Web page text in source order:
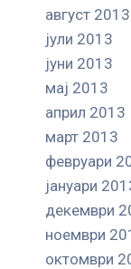
август 2013
јули 2013
јуни 2013
мај 2013
април 2013
март 2013
февруари
јануари
декември
ноември
октомври